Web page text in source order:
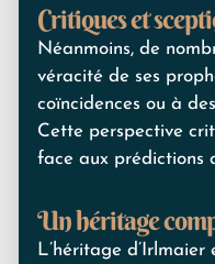
Critiques et
Néanmoins, de
véracité de ses
coïncidences ou à
Cette perspective
face aux prédictions
Un héritage
L’héritage